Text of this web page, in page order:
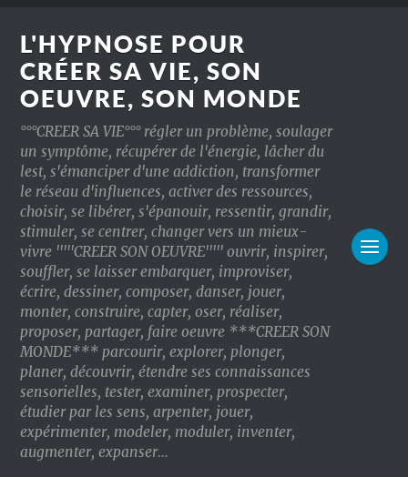
L'HYPNOSE POUR
CRÉER SA VIE, SON
OEUVRE, SON MONDE
°°°CREER SA VIE°°° régler un problème, soulager
un symptôme, récupérer de l'énergie, lâcher du
lest, s'émanciper d'une addiction, transformer
le réseau d'influences, activer des ressources,
choisir, se libérer, s'épanouir, ressentir, grandir,
stimuler, se centrer, changer vers un mieux-
vivre '''''CREER SON OEUVRE''''' ouvrir, inspirer,
souffler, se laisser embarquer, improviser,
écrire, dessiner, composer, danser, jouer,
monter, construire, capter, oser, réaliser,
proposer, partager, faire oeuvre ***CREER SON
MONDE*** parcourir, explorer, plonger,
planer, découvrir, étendre ses connaissances
sensorielles, tester, examiner, prospecter,
étudier par les sens, arpenter, jouer,
expérimenter, modeler, moduler, inventer,
augmenter, expanser…